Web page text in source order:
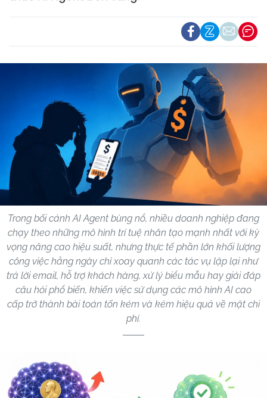
Trong bối cảnh AI Agent bùng nổ, nhiều doanh nghiệp đang
chạy theo những mô hình trí tuệ nhân tạo mạnh nhất với kỳ
vọng nâng cao hiệu suất, nhưng thực tế phần lớn khối lượng
công việc hằng ngày chỉ xoay quanh các tác vụ lặp lại như
trả lời email, hỗ trợ khách hàng, xử lý biểu mẫu hay giải đáp
câu hỏi phổ biến, khiến việc sử dụng các mô hình AI cao
cấp trở thành bài toán tốn kém và kém hiệu quả về mặt chi
phí.